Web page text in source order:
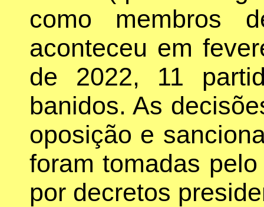
como membros
aconteceu em
de 2022, 11
banidos. As
oposição e
foram tomadas
por decretos